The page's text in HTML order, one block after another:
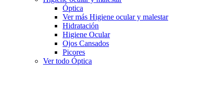
Óptica
Ver más Higiene ocular y malestar
Hidratación
Higiene Ocular
Ojos Cansados
Picores
Ver todo Óptica